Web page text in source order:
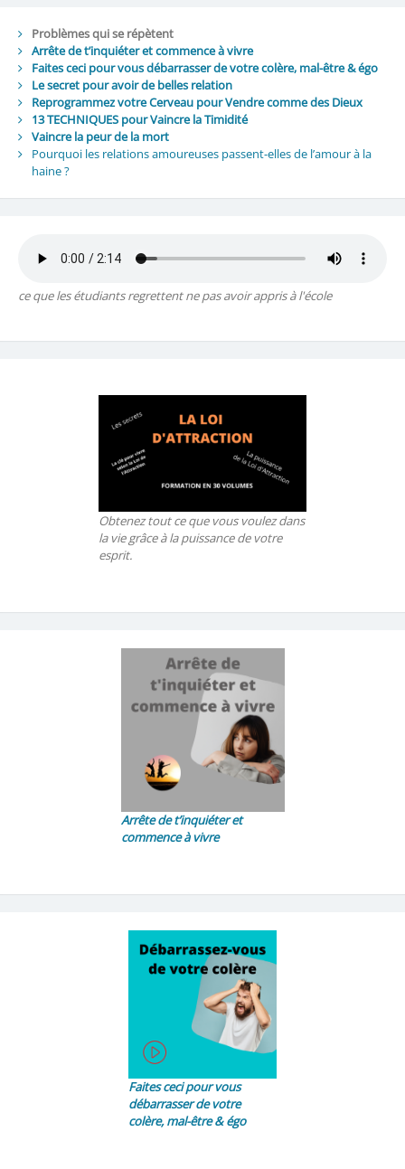
Problèmes qui se répètent
Arrête de t’inquiéter et commence à vivre
Faites ceci pour vous débarrasser de votre colère, mal-être & égo
Le secret pour avoir de belles relation
Reprogrammez votre Cerveau pour Vendre comme des Dieux
13 TECHNIQUES pour Vaincre la Timidité
Vaincre la peur de la mort
Pourquoi les relations amoureuses passent-elles de l’amour à la
haine ?
ce que les étudiants regrettent ne pas avoir appris à l'école
Obtenez tout ce que vous voulez dans
la vie grâce à la puissance de votre
esprit.
Arrête de t’inquiéter et
commence à vivre
Faites ceci pour vous
débarrasser de votre
colère, mal-être & égo